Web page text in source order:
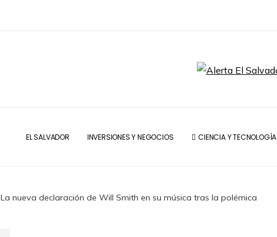
EL SALVADOR INVERSIONES Y NEGOCIOS CIENCIA Y TECNOLOGÍA
La nueva declaración de Will Smith en su música tras la polémica